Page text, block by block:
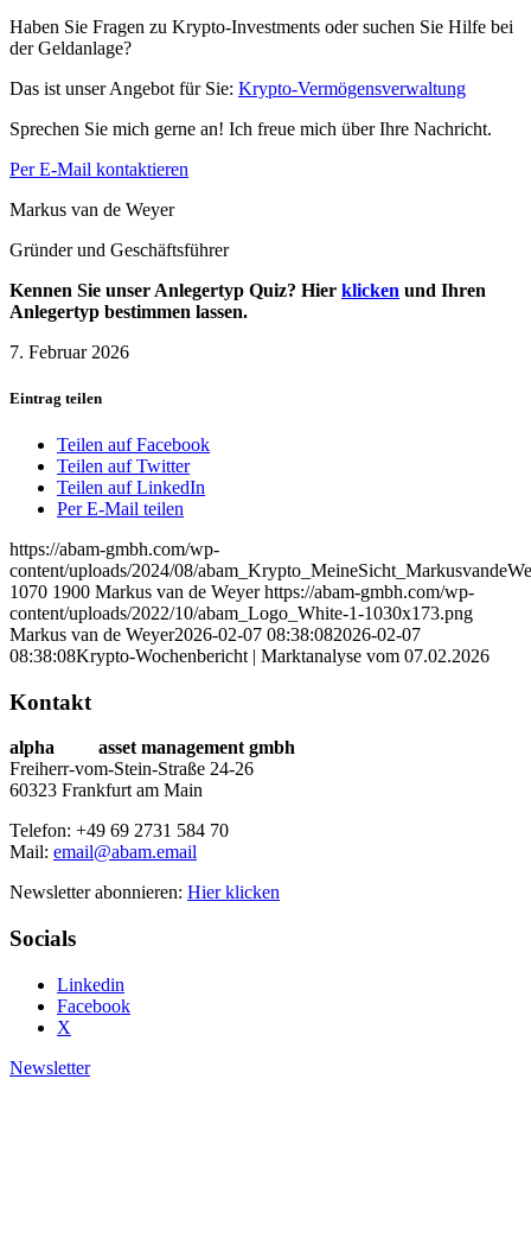
Haben Sie Fragen zu Krypto-Investments oder suchen Sie Hilfe bei
der Geldanlage?
Das ist unser Angebot für Sie: Krypto-Vermögensverwaltung
Sprechen Sie mich gerne an! Ich freue mich über Ihre Nachricht.
Per E-Mail kontaktieren
Markus van de Weyer
Gründer und Geschäftsführer
Kennen Sie unser Anlegertyp Quiz? Hier klicken und Ihren
Anlegertyp bestimmen lassen.
7. Februar 2026
Eintrag teilen
Teilen auf Facebook
Teilen auf Twitter
Teilen auf LinkedIn
Per E-Mail teilen
https://abam-gmbh.com/wp-
content/uploads/2024/08/
1070 1900 Markus van de Weyer https://abam-gmbh.com/wp-
content/uploads/2022/10/abam_Logo_White-1-1030x173.png
Markus van de Weyer2026-02-07 08:38:082026-02-07
08:38:08Krypto-Wochenbericht | Marktanalyse vom 07.02.2026
Kontakt
alpha
asset management gmbh
Freiherr-vom-Stein-Straße 24-26
60323 Frankfurt am Main
Telefon: +49 69 2731 584 70
Mail: email@abam.email
Newsletter abonnieren: Hier klicken
Socials
Linkedin
Facebook
X
Newsletter